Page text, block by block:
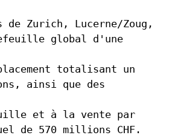
de Zurich, Lucerne/Zoug,
global d'une
totalisant un
ainsi que des
et à la vente par
de 570 millions CHF.